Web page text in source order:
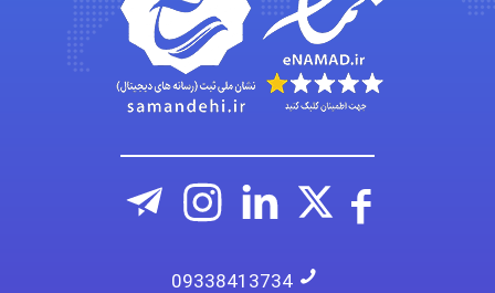
ehtesham
09338413734